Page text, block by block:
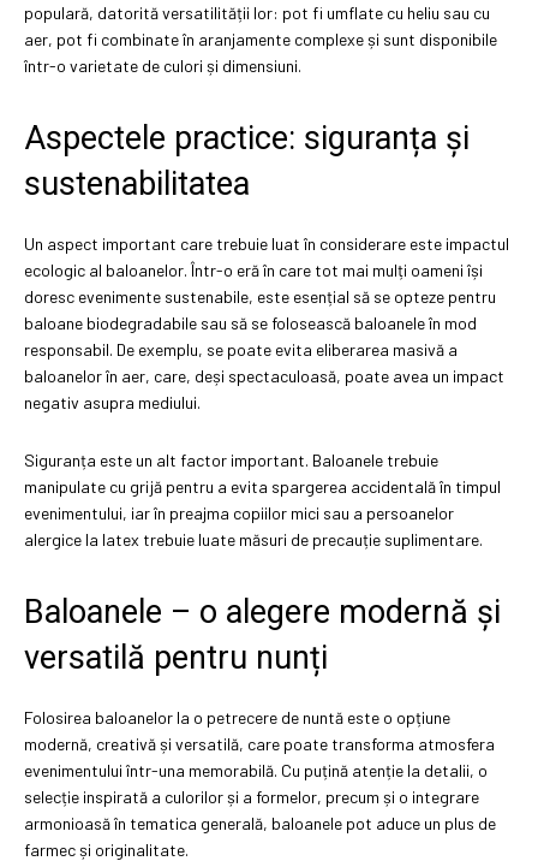
populară, datorită versatilității lor: pot fi umflate cu heliu sau cu
aer, pot fi combinate în aranjamente complexe și sunt disponibile
într-o varietate de culori și dimensiuni.
Aspectele practice: siguranța și
sustenabilitatea
Un aspect important care trebuie luat în considerare este impactul
ecologic al baloanelor. Într-o eră în care tot mai mulți oameni își
doresc evenimente sustenabile, este esențial să se opteze pentru
baloane biodegradabile sau să se folosească baloanele în mod
responsabil. De exemplu, se poate evita eliberarea masivă a
baloanelor în aer, care, deși spectaculoasă, poate avea un impact
negativ asupra mediului.
Siguranța este un alt factor important. Baloanele trebuie
manipulate cu grijă pentru a evita spargerea accidentală în timpul
evenimentului, iar în preajma copiilor mici sau a persoanelor
alergice la latex trebuie luate măsuri de precauție suplimentare.
Baloanele – o alegere modernă și
versatilă pentru nunți
Folosirea baloanelor la o petrecere de nuntă este o opțiune
modernă, creativă și versatilă, care poate transforma atmosfera
evenimentului într-una memorabilă. Cu puțină atenție la detalii, o
selecție inspirată a culorilor și a formelor, precum și o integrare
armonioasă în tematica generală, baloanele pot aduce un plus de
farmec și originalitate.